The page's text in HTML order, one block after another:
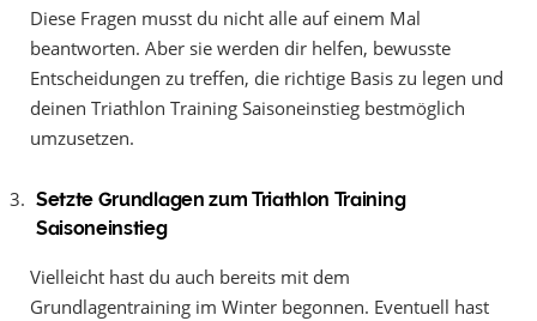
Diese Fragen musst du nicht alle auf einem Mal
beantworten. Aber sie werden dir helfen, bewusste
Entscheidungen zu treffen, die richtige Basis zu legen und
deinen Triathlon Training Saisoneinstieg bestmöglich
umzusetzen.
Setzte Grundlagen zum Triathlon Training
Saisoneinstieg
Vielleicht hast du auch bereits mit dem
Grundlagentraining im Winter begonnen. Eventuell hast